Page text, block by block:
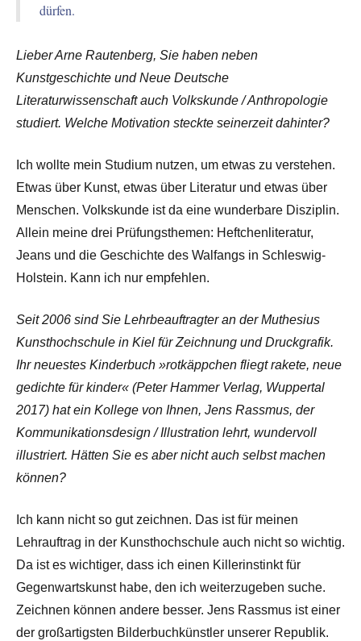
dürfen.
Lieber Arne Rautenberg, Sie haben neben
Kunstgeschichte und Neue Deutsche
Literaturwissenschaft auch Volkskunde / Anthropologie
studiert. Welche Motivation steckte seinerzeit dahinter?
Ich wollte mein Studium nutzen, um etwas zu verstehen.
Etwas über Kunst, etwas über Literatur und etwas über
Menschen. Volkskunde ist da eine wunderbare Disziplin.
Allein meine drei Prüfungsthemen: Heftchenliteratur,
Jeans und die Geschichte des Walfangs in Schleswig-
Holstein. Kann ich nur empfehlen.
Seit 2006 sind Sie Lehrbeauftragter an der Muthesius
Kunsthochschule in Kiel für Zeichnung und Druckgrafik.
Ihr neuestes Kinderbuch »rotkäppchen fliegt rakete, neue
gedichte für kinder« (Peter Hammer Verlag, Wuppertal
2017) hat ein Kollege von Ihnen, Jens Rassmus, der
Kommunikationsdesign / Illustration lehrt, wundervoll
illustriert. Hätten Sie es aber nicht auch selbst machen
können?
Ich kann nicht so gut zeichnen. Das ist für meinen
Lehrauftrag in der Kunsthochschule auch nicht so wichtig.
Da ist es wichtiger, dass ich einen Killerinstinkt für
Gegenwartskunst habe, den ich weiterzugeben suche.
Zeichnen können andere besser. Jens Rassmus ist einer
der großartigsten Bilderbuchkünstler unserer Republik.